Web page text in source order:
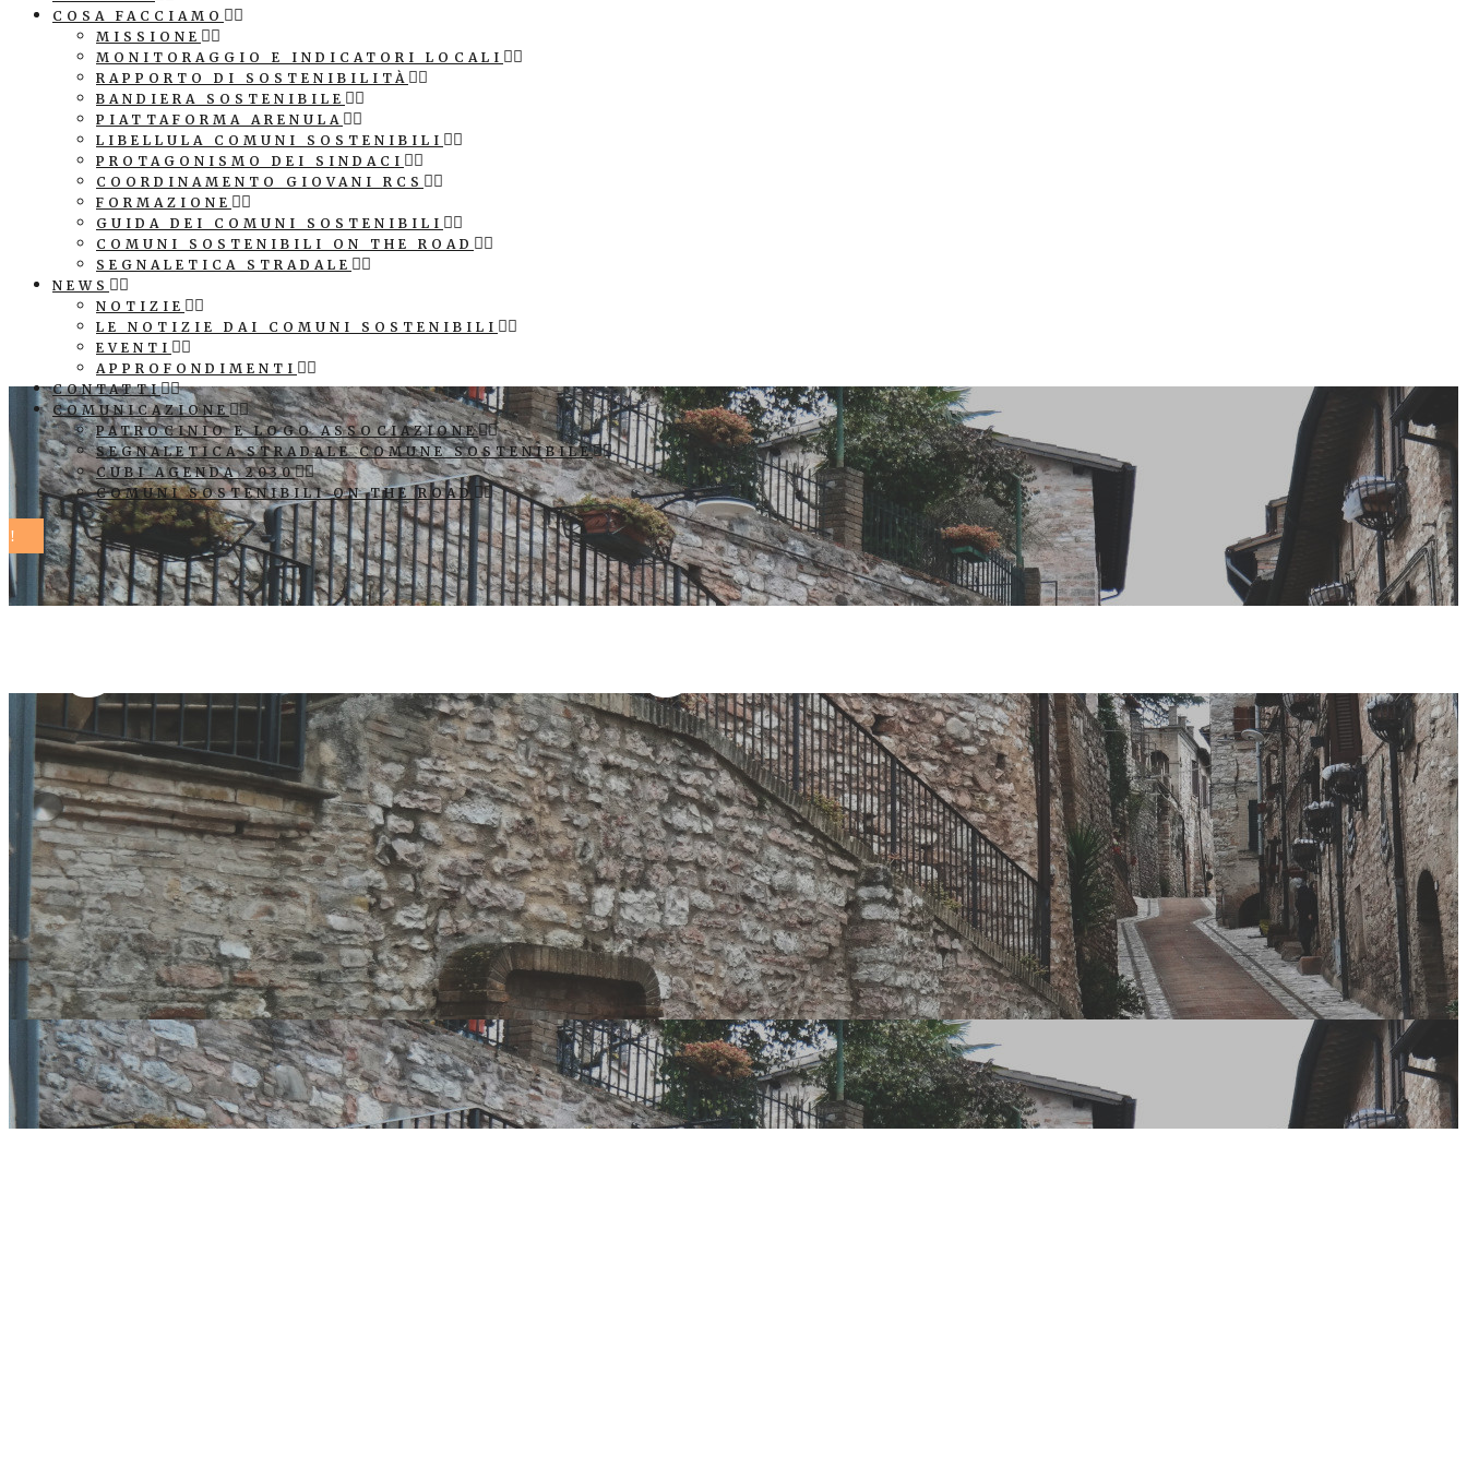
COSA FACCIAMO
MISSIONE
MONITORAGGIO E INDICATORI LOCALI
RAPPORTO DI SOSTENIBILITÀ
BANDIERA SOSTENIBILE
PIATTAFORMA ARENULA
LIBELLULA COMUNI SOSTENIBILI
PROTAGONISMO DEI SINDACI
COORDINAMENTO GIOVANI RCS
FORMAZIONE
GUIDA DEI COMUNI SOSTENIBILI
COMUNI SOSTENIBILI ON THE ROAD
SEGNALETICA STRADALE
NEWS
NOTIZIE
LE NOTIZIE DAI COMUNI SOSTENIBILI
EVENTI
APPROFONDIMENTI
CONTATTI
COMUNICAZIONE
PATROCINIO E LOGO ASSOCIAZIONE
SEGNALETICA STRADALE COMUNE SOSTENIBILE
CUBI AGENDA 2030
COMUNI SOSTENIBILI ON THE ROAD